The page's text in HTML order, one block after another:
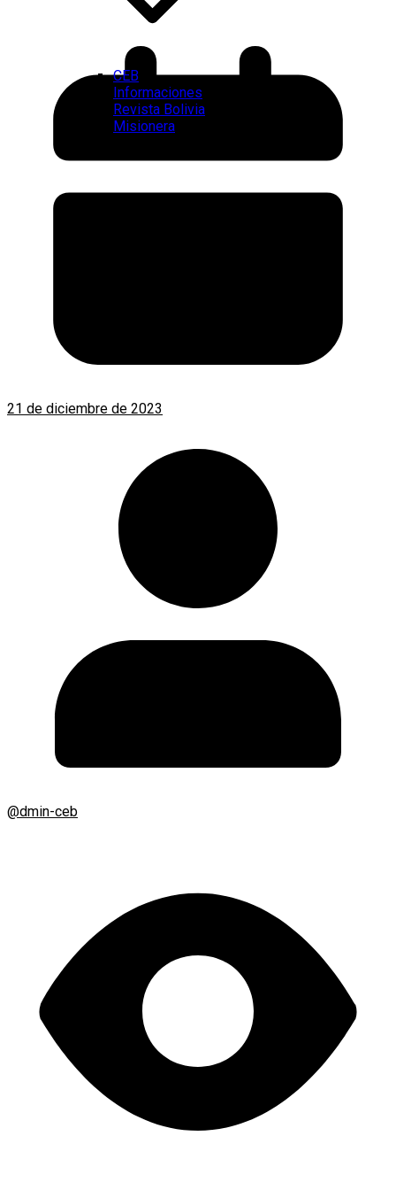
CEB
Informaciones
Revista Bolivia
Misionera
21 de diciembre de 2023
@dmin-ceb